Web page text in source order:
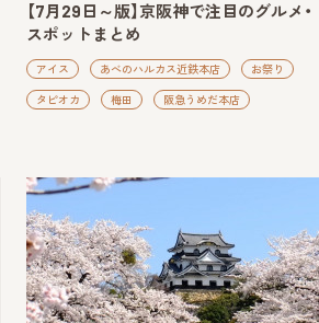
【7月29日～版】京阪神で注目のグルメ・
スポットまとめ
アイス あべのハルカス近鉄本店 お祭り
タピオカ 梅田 阪急うめだ本店